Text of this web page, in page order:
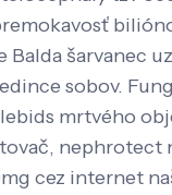
šarvanec
sobov.
mrtvého
cez internet